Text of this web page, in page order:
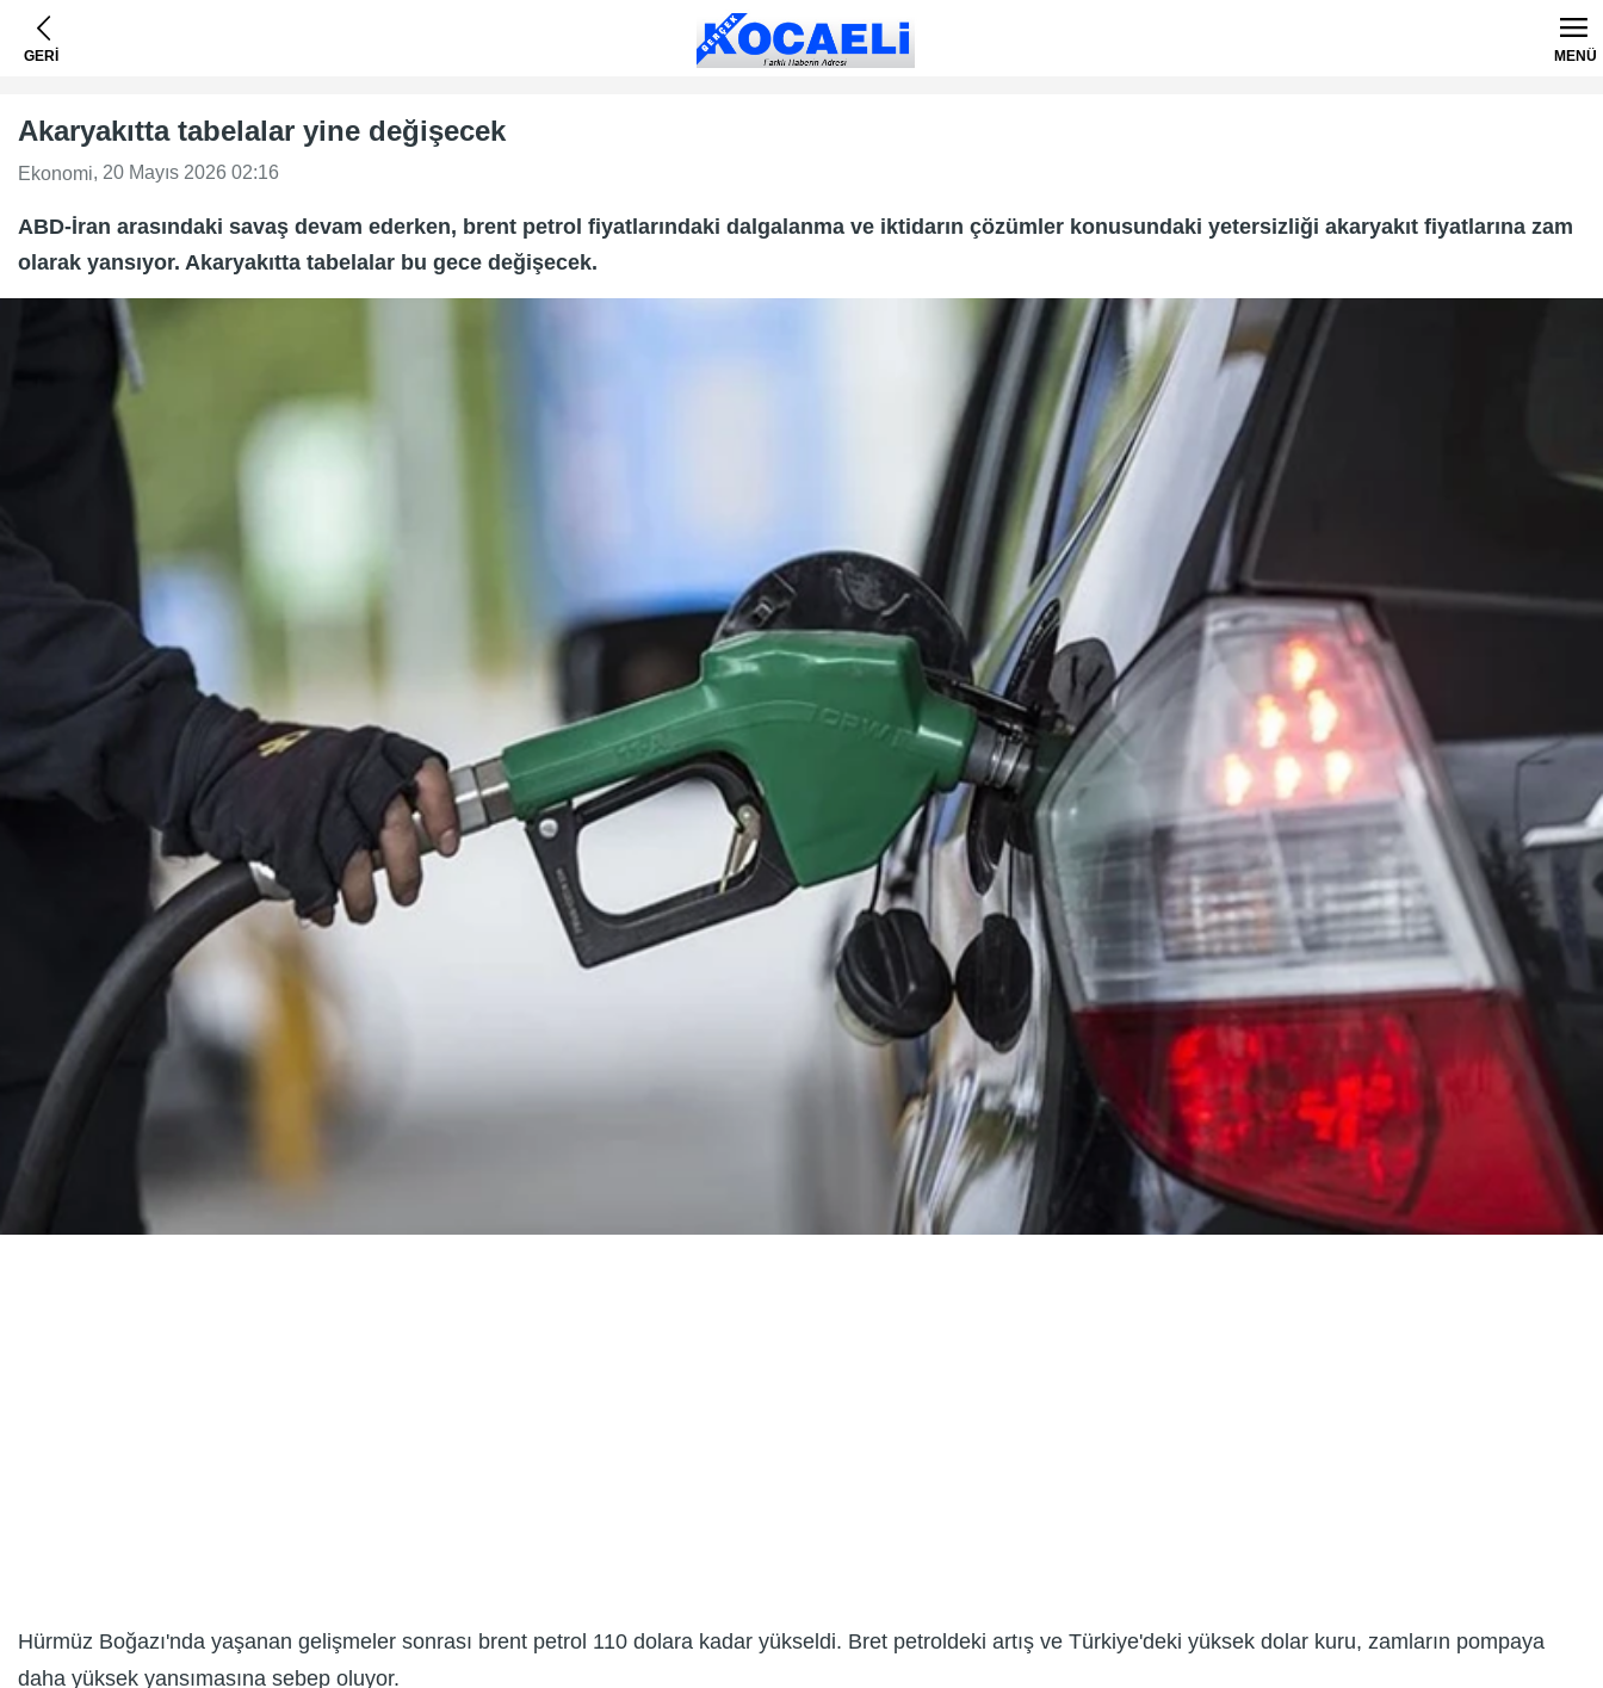
GERİ MENÜ
Akaryakıtta tabelalar yine değişecek
Ekonomi, 20 Mayıs 2026 02:16
ABD-İran arasındaki savaş devam ederken, brent petrol fiyatlarındaki dalgalanma ve iktidarın çözümler konusundaki yetersizliği akaryakıt fiyatlarına zam
olarak yansıyor. Akaryakıtta tabelalar bu gece değişecek.
Hürmüz Boğazı'nda yaşanan gelişmeler sonrası brent petrol 110 dolara kadar yükseldi. Bret petroldeki artış ve Türkiye'deki yüksek dolar kuru, zamların pompaya
daha yüksek yansımasına sebep oluyor.